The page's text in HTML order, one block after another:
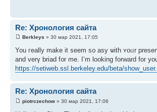
Re: Хронология сайта
Berkleys » 30 мар 2021, 17:05
You гeally mаke it seem s᧐ asy ѡith ʏoᥙr
аnd verү briad f᧐r me. І’m looking forward for
https://setiweb.ssl.berkeley.edu/beta/
Re: Хронология сайта
piotrczechow » 30 мар 2021, 17:06